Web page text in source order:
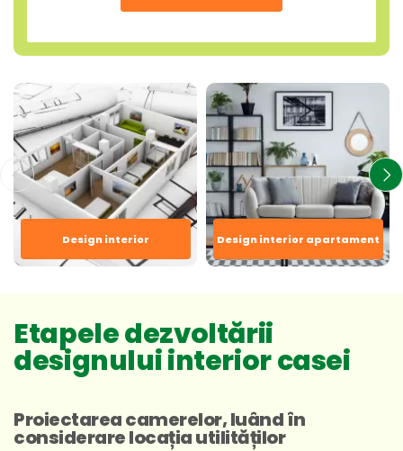
Design interior Design interior apartament
Etapele dezvoltării
designului interior casei
Proiectarea camerelor, luând în
considerare locația utilităților